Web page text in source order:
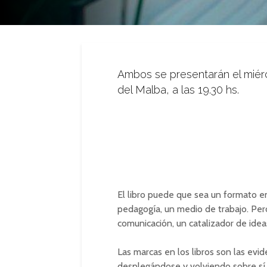
Ambos se presentarán el
del Malba, a las 19.30 hs.
El libro puede que sea un formato
pedagogía, un medio de trabajo.
comunicación, un catalizador de
Las marcas en los libros son las